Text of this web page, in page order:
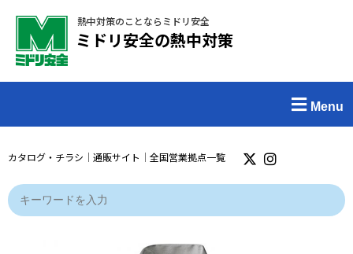
熱中対策のことならミドリ安全
ミドリ安全の熱中対策
Menu
カタログ・チラシ ｜ 通販サイト ｜ 全国営業拠点一覧